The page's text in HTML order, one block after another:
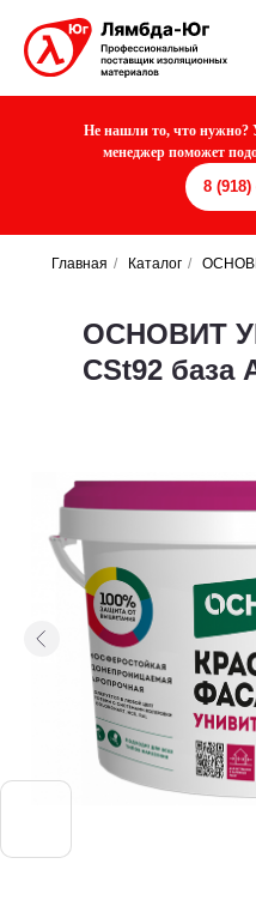
Не нашли то, что нужно?
менеджер поможет
8 (918)
Главная / Каталог /
ОСНОВИТ
CSt92 база